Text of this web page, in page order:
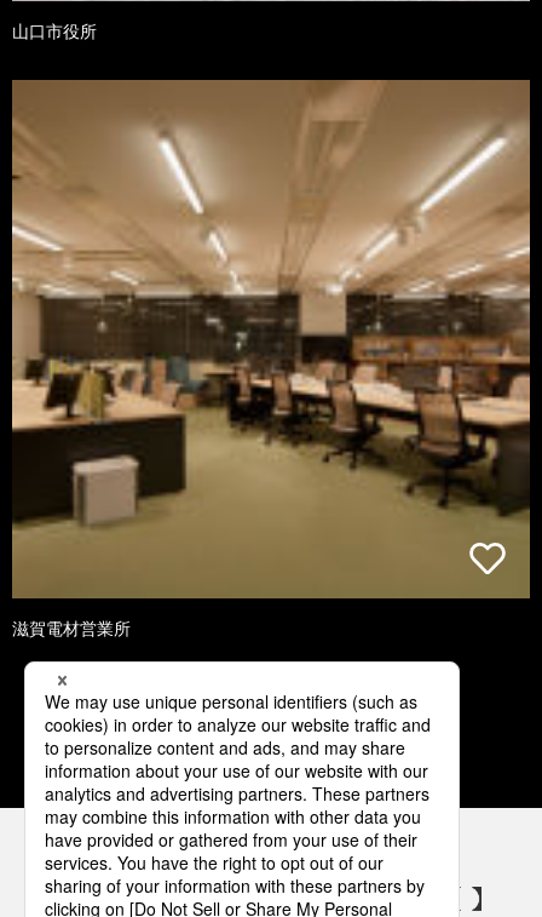
山口市役所
滋賀電材営業所
1 2 3 4 5
パナソニックの電気設備 SNSアカウント